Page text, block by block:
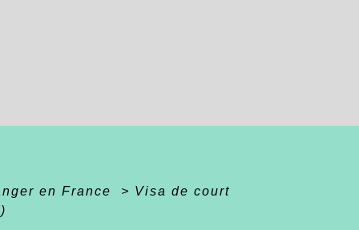
en France > Visa de court